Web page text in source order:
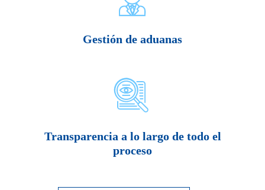
Gestión de aduanas
Transparencia a lo largo de todo el
proceso